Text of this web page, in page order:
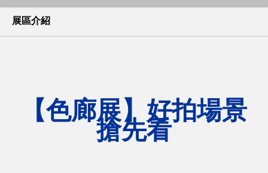
展區介紹
【色廊展】好拍場景
搶先看